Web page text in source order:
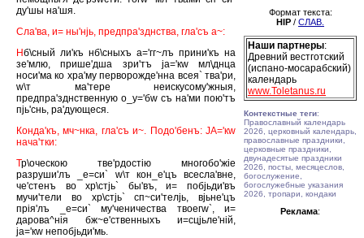
ду'шы на'шя.
Сла'ва, и= ны'нjь, предпра'зднства, гла'съ а~:
Нб\сный ли'къ нб\сныхъ а='гг~лъ прини'къ на
зе'млю, прише'дша зри'тъ jа='кw мл\днца
носи'ма ко хра'му перворожде'нна всея` тва'ри,
w\т ма'тере неискусому'жныя,
предпра'зднственную о_у='бw съ на'ми пою'тъ
пjь'снь, ра'дующеся.
Конда'къ, мч~нка, гла'съ и~. Подо'бенъ: JА='кw
нача'тки:
Тр\оческою тве'рдостiю многобо'жiе
разруши'лъ _е=си` w\т кон_е'цъ всесла'вне,
че'стенъ во хр\стjь` бы'въ, и= побjьди'въ
мучи'тели во хр\стjь` сп~си'телjь, вjьне'цъ
прiя'лъ _е=си` му'ченичества твоегw`, и=
дарова^нiя бж~е'ственныхъ и=сцjьле'нiй,
jа='кw непобjьди'мь.
Формат текста:
HIP / СЛАВ.
Наши партнеры:
Древний вестготский
(испано-мосарабский)
календарь
www.Toletanus.ru
Контекстные теги:
Православный календарь
2026, церковный календарь,
православные праздники,
церковные праздники,
двунадесятые праздники
2026, посты, месяцеслов,
богослужение,
богослужебные указания
2026, тропари, кондаки
Реклама: